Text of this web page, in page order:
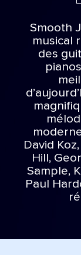
Smooth
musical
des
David
Hill,
Sample,
Paul